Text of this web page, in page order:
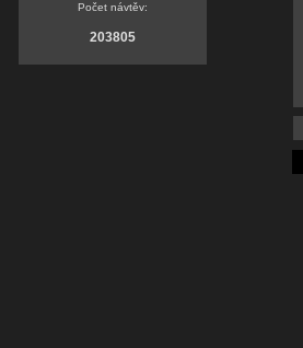
Počet návtěv:
203805